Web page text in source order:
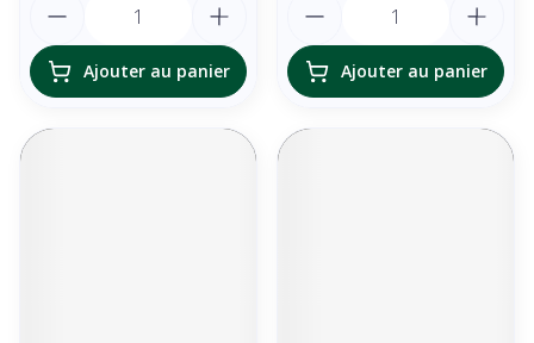
Ajouter au panier Ajouter au panier